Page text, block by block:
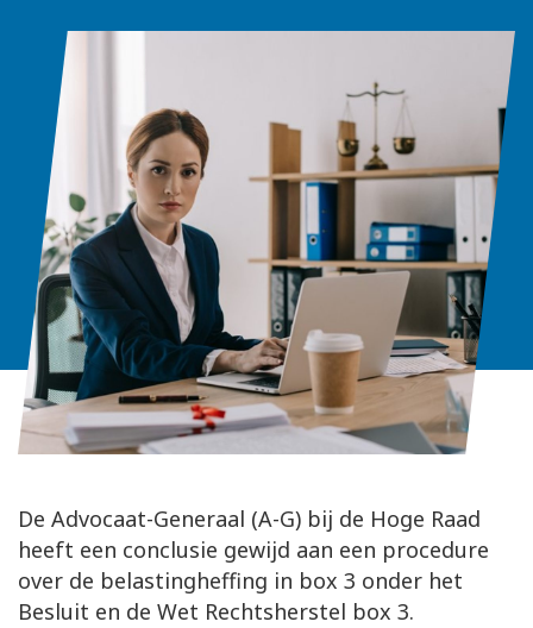
De Advocaat-Generaal (A-G) bij de Hoge Raad
heeft een conclusie gewijd aan een procedure
over de belastingheffing in box 3 onder het
Besluit en de Wet Rechtsherstel box 3.